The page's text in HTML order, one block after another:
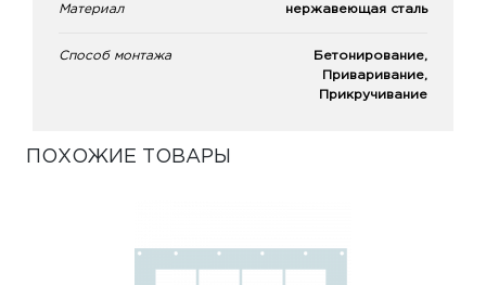
Материал нержавеющая сталь
Способ монтажа
Бетонирование,
Приваривание,
Прикручивание
ПОХОЖИЕ ТОВАРЫ